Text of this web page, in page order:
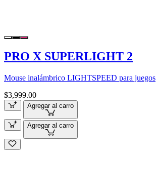
PRO X SUPERLIGHT 2
Mouse inalámbrico LIGHTSPEED para juegos
$3,999.00
Agregar al carro
Agregar al carro